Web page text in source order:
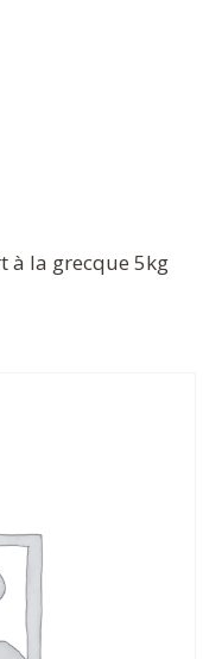
à la grecque 5kg